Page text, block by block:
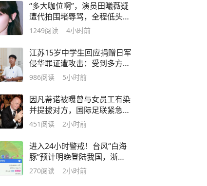
“多大咖位啊”，演员田曦薇疑
遭代拍围堵辱骂，全程低头沉
默未做回怼，工作室暂未回
容忍的合理界限
1249阅读 4小时前
江苏15岁中学生回应捐赠日军
侵华罪证遭攻击：受到多方保
护，警方针对网暴两次立案
986阅读 5小时前
因凡蒂诺被曝曾与女员工有染
并提拔对方，国际足联紧急回
应：完全不实，任何暗示其行
法，均构成诽谤
451 阅读 2小时前
进入24小时警戒！台风“白海
豚”预计明晚登陆我国，浙
江、福建多地停工、停运、停
270阅读 2小时前